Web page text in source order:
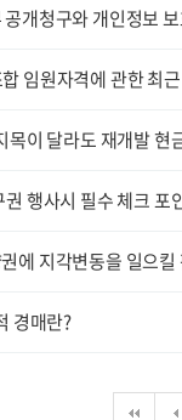
개청구와 개인정보
임원자격에 관한 최
이 달라도 재개발
행사시 필수 체크 포
에 지각변동을 일으킬
경매란?